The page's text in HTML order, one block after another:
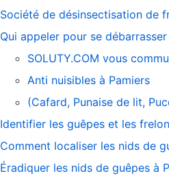
Société de désinsectisation de
Qui appeler pour se
SOLUTY.COM vous
Anti nuisibles à Pamiers
(Cafard, Punaise de lit,
Identifier les guêpes et les
Comment localiser les nids de
Éradiquer les nids de guêpes à